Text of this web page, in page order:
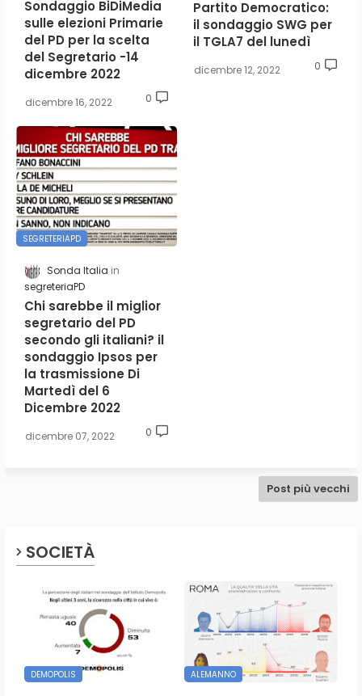
Sondaggio BiDiMedia
sulle elezioni Primarie
del PD per la scelta
del Segretario -14
dicembre 2022
dicembre 16, 2022 0
Partito Democratico:
il sondaggio SWG per
il TGLA7 del lunedì
dicembre 12, 2022 0
SEGRETERIAPD
Sonda Italia
segreteriaPD
Chi sarebbe il miglior
segretario del PD
secondo gli italiani? il
sondaggio Ipsos per
la trasmissione Di
Martedì del 6
Dicembre 2022
dicembre 07, 2022 0
Post più vecchi
SOCIETÀ
DEMOPOLIS ALEMANNO